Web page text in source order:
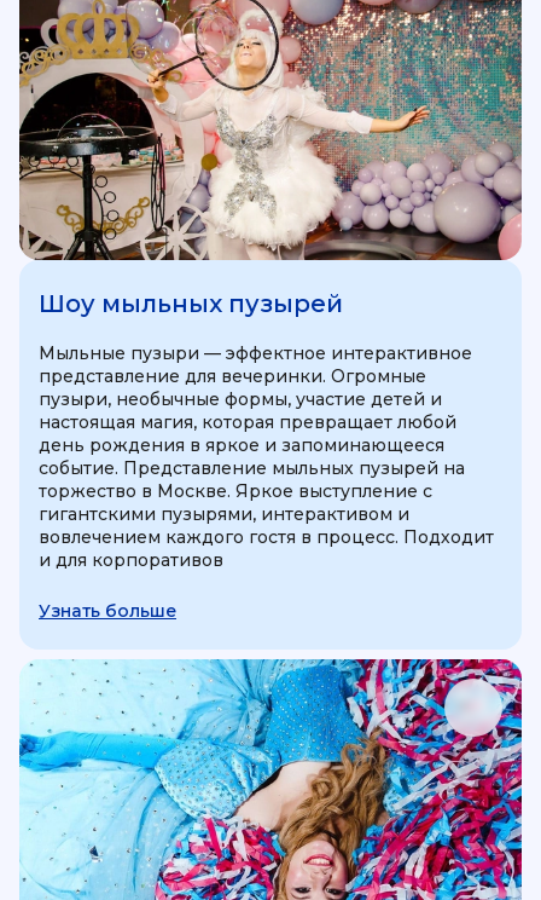
Шоу мыльных пузырей
Мыльные пузыри — эффектное интерактивное
представление для вечеринки. Огромные
пузыри, необычные формы, участие детей и
настоящая магия, которая превращает любой
день рождения в яркое и запоминающееся
событие. Представление мыльных пузырей на
торжество в Москве. Яркое выступление с
гигантскими пузырями, интерактивом и
вовлечением каждого гостя в процесс. Подходит
и для корпоративов
Узнать больше